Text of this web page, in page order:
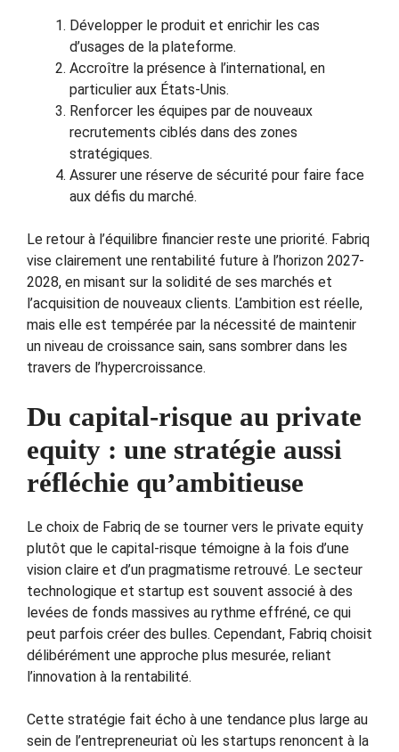
Développer le produit et enrichir les cas
d’usages de la plateforme.
Accroître la présence à l’international, en
particulier aux États-Unis.
Renforcer les équipes par de nouveaux
recrutements ciblés dans des zones
stratégiques.
Assurer une réserve de sécurité pour faire face
aux défis du marché.
Le retour à l’équilibre financier reste une priorité. Fabriq
vise clairement une rentabilité future à l’horizon 2027-
2028, en misant sur la solidité de ses marchés et
l’acquisition de nouveaux clients. L’ambition est réelle,
mais elle est tempérée par la nécessité de maintenir
un niveau de croissance sain, sans sombrer dans les
travers de l’hypercroissance.
Du capital-risque au private
equity : une stratégie aussi
réfléchie qu’ambitieuse
Le choix de Fabriq de se tourner vers le private equity
plutôt que le capital-risque témoigne à la fois d’une
vision claire et d’un pragmatisme retrouvé. Le secteur
technologique et startup est souvent associé à des
levées de fonds massives au rythme effréné, ce qui
peut parfois créer des bulles. Cependant, Fabriq choisit
délibérément une approche plus mesurée, reliant
l’innovation à la rentabilité.
Cette stratégie fait écho à une tendance plus large au
sein de l’entrepreneuriat où les startups renoncent à la